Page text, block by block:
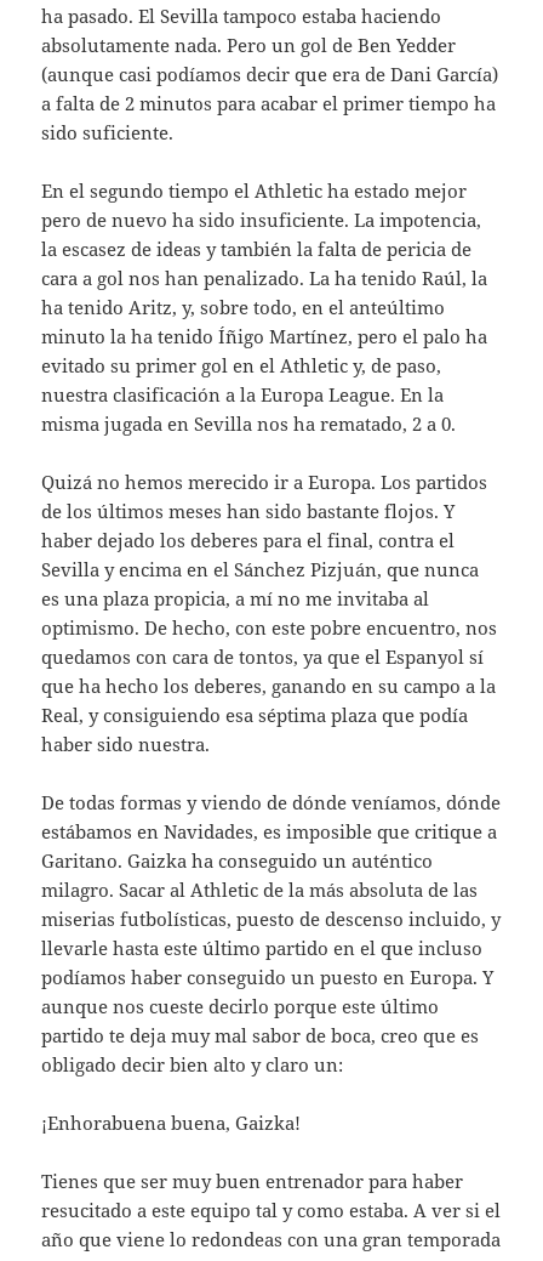
ha pasado. El Sevilla tampoco estaba haciendo
absolutamente nada. Pero un gol de Ben Yedder
(aunque casi podíamos decir que era de Dani García)
a falta de 2 minutos para acabar el primer tiempo ha
sido suficiente.
En el segundo tiempo el Athletic ha estado mejor
pero de nuevo ha sido insuficiente. La impotencia,
la escasez de ideas y también la falta de pericia de
cara a gol nos han penalizado. La ha tenido Raúl, la
ha tenido Aritz, y, sobre todo, en el anteúltimo
minuto la ha tenido Íñigo Martínez, pero el palo ha
evitado su primer gol en el Athletic y, de paso,
nuestra clasificación a la Europa League. En la
misma jugada en Sevilla nos ha rematado, 2 a 0.
Quizá no hemos merecido ir a Europa. Los partidos
de los últimos meses han sido bastante flojos. Y
haber dejado los deberes para el final, contra el
Sevilla y encima en el Sánchez Pizjuán, que nunca
es una plaza propicia, a mí no me invitaba al
optimismo. De hecho, con este pobre encuentro, nos
quedamos con cara de tontos, ya que el Espanyol sí
que ha hecho los deberes, ganando en su campo a la
Real, y consiguiendo esa séptima plaza que podía
haber sido nuestra.
De todas formas y viendo de dónde veníamos, dónde
estábamos en Navidades, es imposible que critique a
Garitano. Gaizka ha conseguido un auténtico
milagro. Sacar al Athletic de la más absoluta de las
miserias futbolísticas, puesto de descenso incluido, y
llevarle hasta este último partido en el que incluso
podíamos haber conseguido un puesto en Europa. Y
aunque nos cueste decirlo porque este último
partido te deja muy mal sabor de boca, creo que es
obligado decir bien alto y claro un:
¡Enhorabuena buena, Gaizka!
Tienes que ser muy buen entrenador para haber
resucitado a este equipo tal y como estaba. A ver si el
año que viene lo redondeas con una gran temporada